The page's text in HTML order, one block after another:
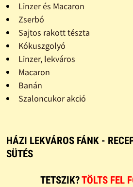
Linzer és Macaron
Zserbó
Sajtos rakott tészta
Kókuszgolyó
Linzer, lekváros
Macaron
Banán
Szaloncukor akció
HÁZI LEKVÁROS FÁNK -
SÜTÉS
TETSZIK?TÖLTS FEL